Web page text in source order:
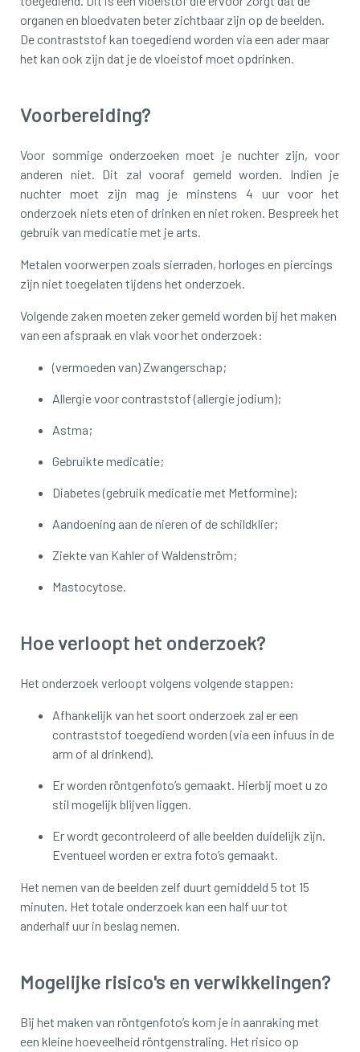
organen en bloedvaten beter zichtbaar zijn op de beelden.
De contraststof kan toegediend worden via een ader maar
het kan ook zijn dat je de vloeistof moet opdrinken.
Voorbereiding?
Voor sommige onderzoeken moet je nuchter zijn, voor
anderen niet. Dit zal vooraf gemeld worden. Indien je
nuchter moet zijn mag je minstens 4 uur voor het
onderzoek niets eten of drinken en niet roken. Bespreek het
gebruik van medicatie met je arts.
Metalen voorwerpen zoals sierraden, horloges en piercings
zijn niet toegelaten tijdens het onderzoek.
Volgende zaken moeten zeker gemeld worden bij het maken
van een afspraak en vlak voor het onderzoek:
(vermoeden van) Zwangerschap;
Allergie voor contraststof (allergie jodium);
Astma;
Gebruikte medicatie;
Diabetes (gebruik medicatie met Metformine);
Aandoening aan de nieren of de schildklier;
Ziekte van Kahler of Waldenström;
Mastocytose.
Hoe verloopt het onderzoek?
Het onderzoek verloopt volgens volgende stappen:
Afhankelijk van het soort onderzoek zal er een
contraststof toegediend worden (via een infuus in de
arm of al drinkend).
Er worden röntgenfoto’s gemaakt. Hierbij moet u zo
stil mogelijk blijven liggen.
Er wordt gecontroleerd of alle beelden duidelijk zijn.
Eventueel worden er extra foto’s gemaakt.
Het nemen van de beelden zelf duurt gemiddeld 5 tot 15
minuten. Het totale onderzoek kan een half uur tot
anderhalf uur in beslag nemen.
Mogelijke risico's en verwikkelingen?
Bij het maken van röntgenfoto’s kom je in aanraking met
een kleine hoeveelheid röntgenstraling. Het risico op